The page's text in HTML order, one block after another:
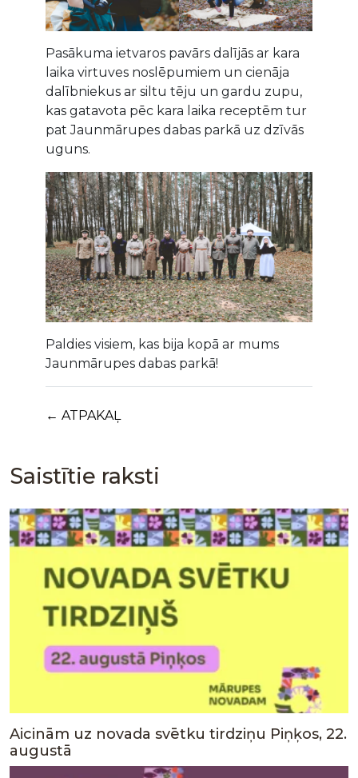
Pasākuma ietvaros pavārs dalījās ar kara
laika virtuves noslēpumiem un cienāja
dalībniekus ar siltu tēju un gardu zupu,
kas gatavota pēc kara laika receptēm tur
pat Jaunmārupes dabas parkā uz dzīvās
uguns.
Paldies visiem, kas bija kopā ar mums
Jaunmārupes dabas parkā!
← ATPAKAĻ
Saistītie raksti
Aicinām uz novada svētku tirdziņu Piņķos, 22.
augustā